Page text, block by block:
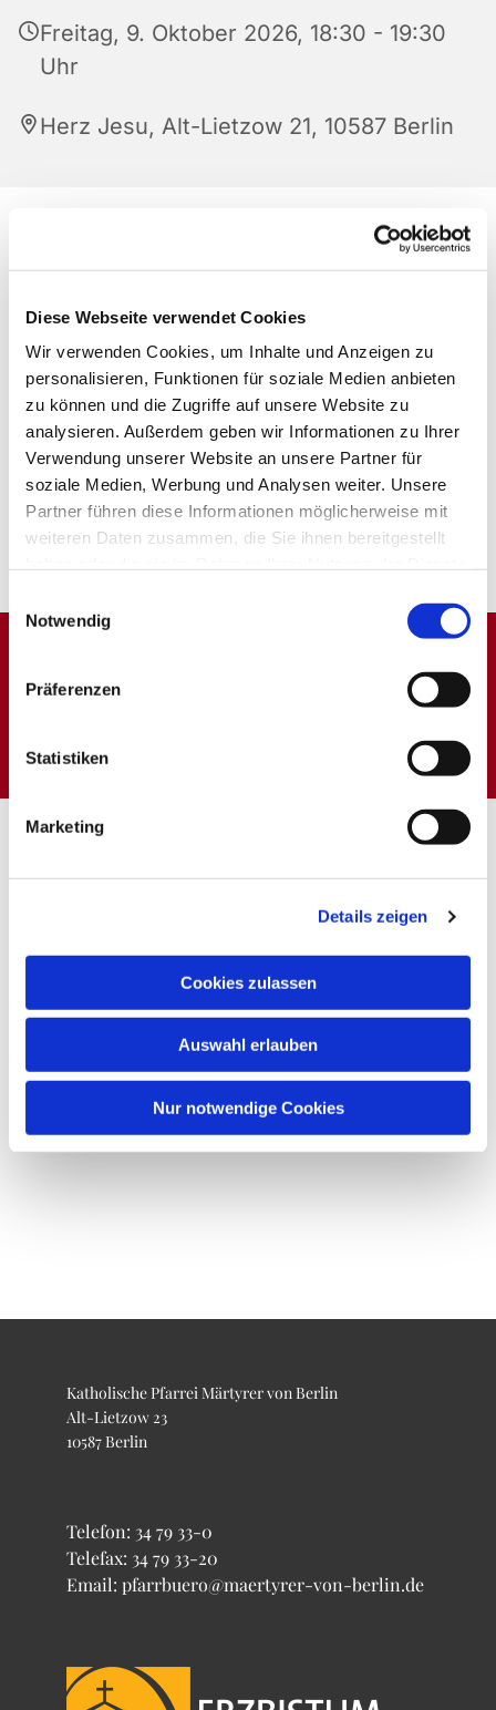
Diese Webseite verwendet Cookies
Wir verwenden Cookies, um Inhalte und Anzeigen zu
personalisieren, Funktionen für soziale Medien anbieten
zu können und die Zugriffe auf unsere Website zu
analysieren. Außerdem geben wir Informationen zu Ihrer
Verwendung unserer Website an unsere Partner für
soziale Medien, Werbung und Analysen weiter. Unsere
Partner führen diese Informationen möglicherweise mit
weiteren Daten zusammen, die Sie ihnen bereitgestellt
Notwendig
Präferenzen
Statistiken
Marketing
Details zeigen
Cookies zulassen
Auswahl erlauben
Nur notwendige Cookies
Freitag, 9. Oktober 2026, 18:30 - 19:30
Uhr
Herz Jesu, Alt-Lietzow 21, 10587 Berlin
Dies könnte Sie auch
Katholische Pfarrei Märtyrer von Berlin
Alt-Lietzow 23
10587 Berlin
Telefon: 34 79 33-0
Telefax: 34 79 33-20
Email: pfarrbuero@maertyrer-von-berlin.de